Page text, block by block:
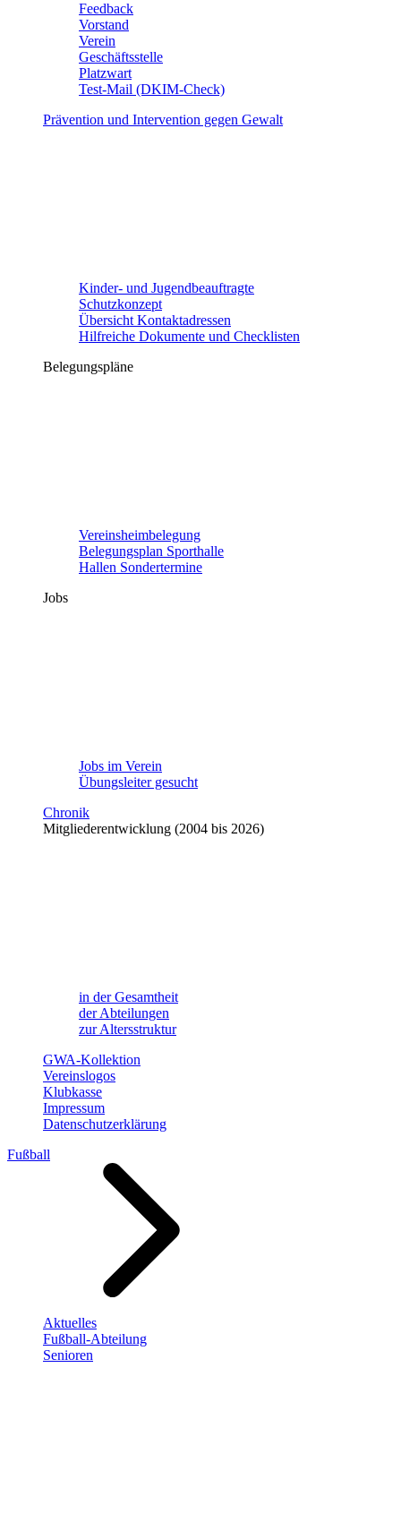
Feedback
Vorstand
Verein
Geschäftsstelle
Platzwart
Test-Mail (DKIM-Check)
Prävention und Intervention gegen Gewalt
Kinder- und Jugendbeauftragte
Schutzkonzept
Übersicht Kontaktadressen
Hilfreiche Dokumente und Checklisten
Belegungspläne
Vereinsheimbelegung
Belegungsplan Sporthalle
Hallen Sondertermine
Jobs
Jobs im Verein
Übungsleiter gesucht
Chronik
Mitgliederentwicklung (2004 bis 2026)
in der Gesamtheit
der Abteilungen
zur Altersstruktur
GWA-Kollektion
Vereinslogos
Klubkasse
Impressum
Datenschutzerklärung
Fußball
Aktuelles
Fußball-Abteilung
Senioren